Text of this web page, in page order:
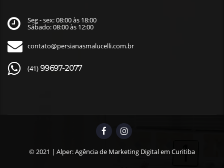
Seg - sex: 08:00 às 18:00
Sábado: 08:00 às 12:00
contato@persianasmalucelli.com.br
(41) 99697-2077
© 2021 | Alper: Agência de Marketing Digital em Curitiba